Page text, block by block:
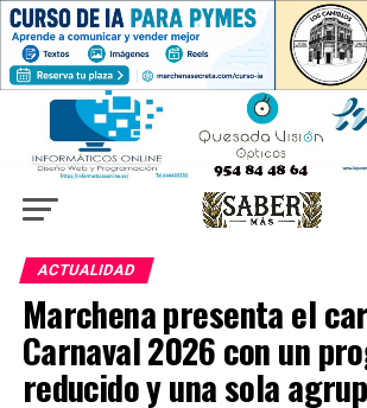
ACTUALIDAD
Marchena presenta el
Carnaval 2026 con un
reducido y una sola